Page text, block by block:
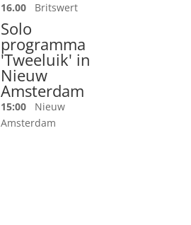
16.00
Britswert
Solo
programma
'Tweeluik' in
Nieuw
Amsterdam
15:00
Nieuw
Amsterdam